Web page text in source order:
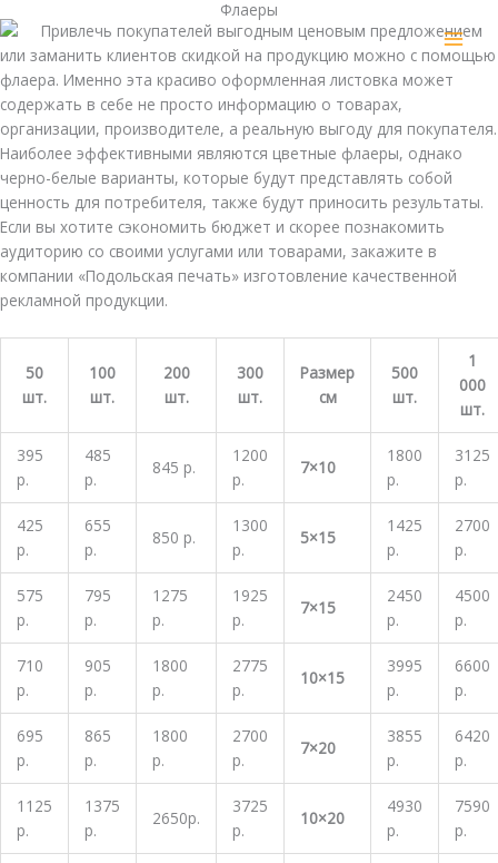
к
содержимому
Флаеры
Привлечь покупателей выгодным ценовым предложением
или заманить клиентов скидкой на продукцию можно с помощью
флаера. Именно эта красиво оформленная листовка может
содержать в себе не просто информацию о товарах,
организации, производителе, а реальную выгоду для покупателя.
Наиболее эффективными являются цветные флаеры, однако
черно-белые варианты, которые будут представлять собой
ценность для потребителя, также будут приносить результаты.
Если вы хотите сэкономить бюджет и скорее познакомить
аудиторию со своими услугами или товарами, закажите в
компании «Подольская печать» изготовление качественной
рекламной продукции.
50
шт.
100
шт.
200
шт.
300
шт.
Размер
см
500
шт.
1
000
шт.
395
р.
485
р.
845 р.
1200
р.
7×10
1800
р.
3125
р.
425
р.
655
р.
850 р.
1300
р.
5×15
1425
р.
2700
р.
575
р.
795
р.
1275
р.
1925
р.
7×15
2450
р.
4500
р.
710
р.
905
р.
1800
р.
2775
р.
10×15
3995
р.
6600
р.
695
р.
865
р.
1800
р.
2700
р.
7×20
3855
р.
6420
р.
1125
р.
1375
р.
2650р.
3725
р.
10×20
4930
р.
7590
р.